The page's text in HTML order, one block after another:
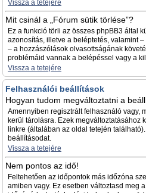
Vissza a tetejére
Mit csinál a „Fórum sütik törlése”?
Ez a funkció törli az összes phpBB3 által
azonosítás, illetve a beléptetés, valamint
– a hozzászólások olvasottságának
problémáid vannak a belépéssel vagy a
Vissza a tetejére
Felhasználói beállítások
Hogyan tudom megváltoztatni a
Amennyiben regisztrált felhasználó vagy,
kerül tárolásra. Ezek megváltoztatásához
linkre (általában az oldal tetején
beállításodat.
Vissza a tetejére
Nem pontos az idő!
Feltehetően az időpontok más időzóna
amiben vagy. Ez esetben változtasd meg